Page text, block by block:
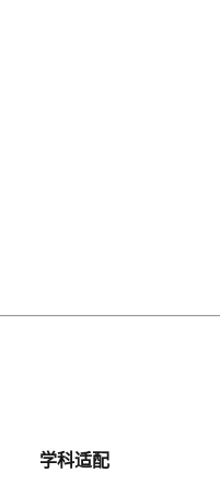
学科适配